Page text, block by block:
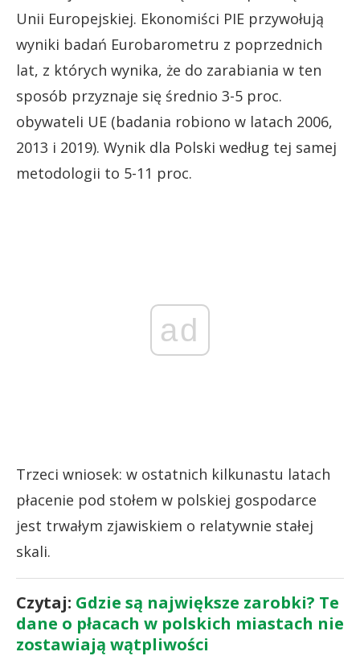
Unii Europejskiej. Ekonomiści PIE przywołują
wyniki badań Eurobarometru z poprzednich
lat, z których wynika, że do zarabiania w ten
sposób przyznaje się średnio 3-5 proc.
obywateli UE (badania robiono w latach 2006,
2013 i 2019). Wynik dla Polski według tej samej
metodologii to 5-11 proc.
ad
Trzeci wniosek: w ostatnich kilkunastu latach
płacenie pod stołem w polskiej gospodarce
jest trwałym zjawiskiem o relatywnie stałej
skali.
Czytaj: Gdzie są największe zarobki? Te
dane o płacach w polskich miastach nie
zostawiają wątpliwości